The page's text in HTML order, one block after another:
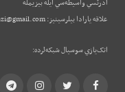
آدرئسي واسيطه‌سي ايله بيزيمله
علاقه يارادا بيلرسينيز:
اتک‌يازي سوسيال شبکه‌لرده:
Facebook
Twitter